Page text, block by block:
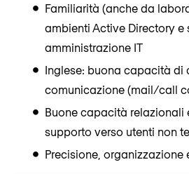
Familiarità (anche da
ambienti Active Directory e
amministrazione IT
Inglese: buona capacità di
comunicazione (mail/call
Buone capacità relazionali
supporto verso utenti non
Precisione, organizzazione